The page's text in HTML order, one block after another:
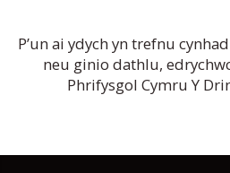
P’un ai ydych yn trefnu
neu ginio dathlu,
Phrifysgol Cymru Y